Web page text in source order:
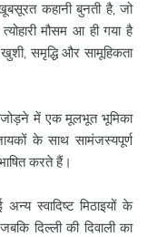
कहानी बुनती है, जो
मौसम आ ही गया है
खुशी, समृद्धि और सामूहिकता
जोड़ने में एक मूलभूत भूमिका
के साथ सामंजस्यपूर्ण
करते हैं।
स्वादिष्ट मिठाइयों के
दिल्ली की दिवाली का